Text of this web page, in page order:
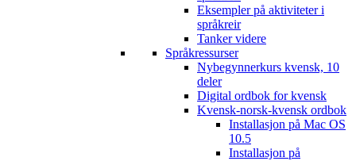
Eksempler på aktiviteter i
språkreir
Tanker videre
Språkressurser
Nybegynnerkurs kvensk, 10
deler
Digital ordbok for kvensk
Kvensk-norsk-kvensk ordbok
Installasjon på Mac OS
10.5
Installasjon på